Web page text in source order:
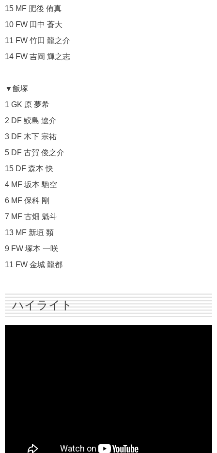
15 MF 肥後 侑真
10 FW 田中 蒼大
11 FW 竹田 龍之介
14 FW 吉岡 輝之志
▼飯塚
1 GK 原 夢希
2 DF 鮫島 遼介
3 DF 木下 宗祐
5 DF 古賀 俊之介
15 DF 森本 快
4 MF 坂本 馳空
6 MF 保科 剛
7 MF 古畑 魁斗
13 MF 新垣 類
9 FW 塚本 一咲
11 FW 金城 龍都
ハイライト